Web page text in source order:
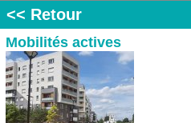
<< Retour
Mobilités actives